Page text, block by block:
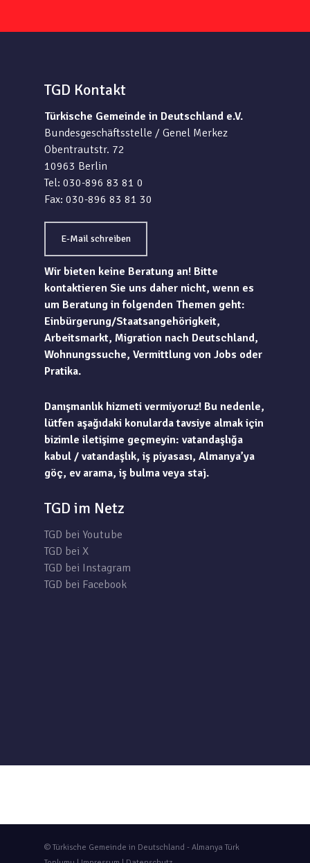
TGD Kontakt
Türkische Gemeinde in Deutschland e.V.
Bundesgeschäftsstelle / Genel Merkez
Obentrautstr. 72
10963 Berlin
Tel: 030-896 83 81 0
Fax: 030-896 83 81 30
E-Mail schreiben
Wir bieten keine Beratung an! Bitte
kontaktieren Sie uns daher nicht, wenn es
um Beratung in folgenden Themen geht:
Einbürgerung/Staatsangehörigkeit,
Arbeitsmarkt, Migration nach Deutschland,
Wohnungssuche, Vermittlung von Jobs oder
Pratika.
Danışmanlık hizmeti vermiyoruz! Bu nedenle,
lütfen aşağıdaki konularda tavsiye almak için
bizimle iletişime geçmeyin: vatandaşlığa
kabul / vatandaşlık, iş piyasası, Almanya’ya
göç, ev arama, iş bulma veya staj.
TGD im Netz
TGD bei Youtube
TGD bei X
TGD bei Instagram
TGD bei Facebook
© Türkische Gemeinde in Deutschland - Almanya Türk